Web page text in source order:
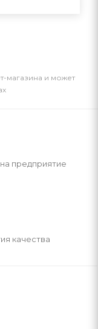
магазина и может
предприятие
качества